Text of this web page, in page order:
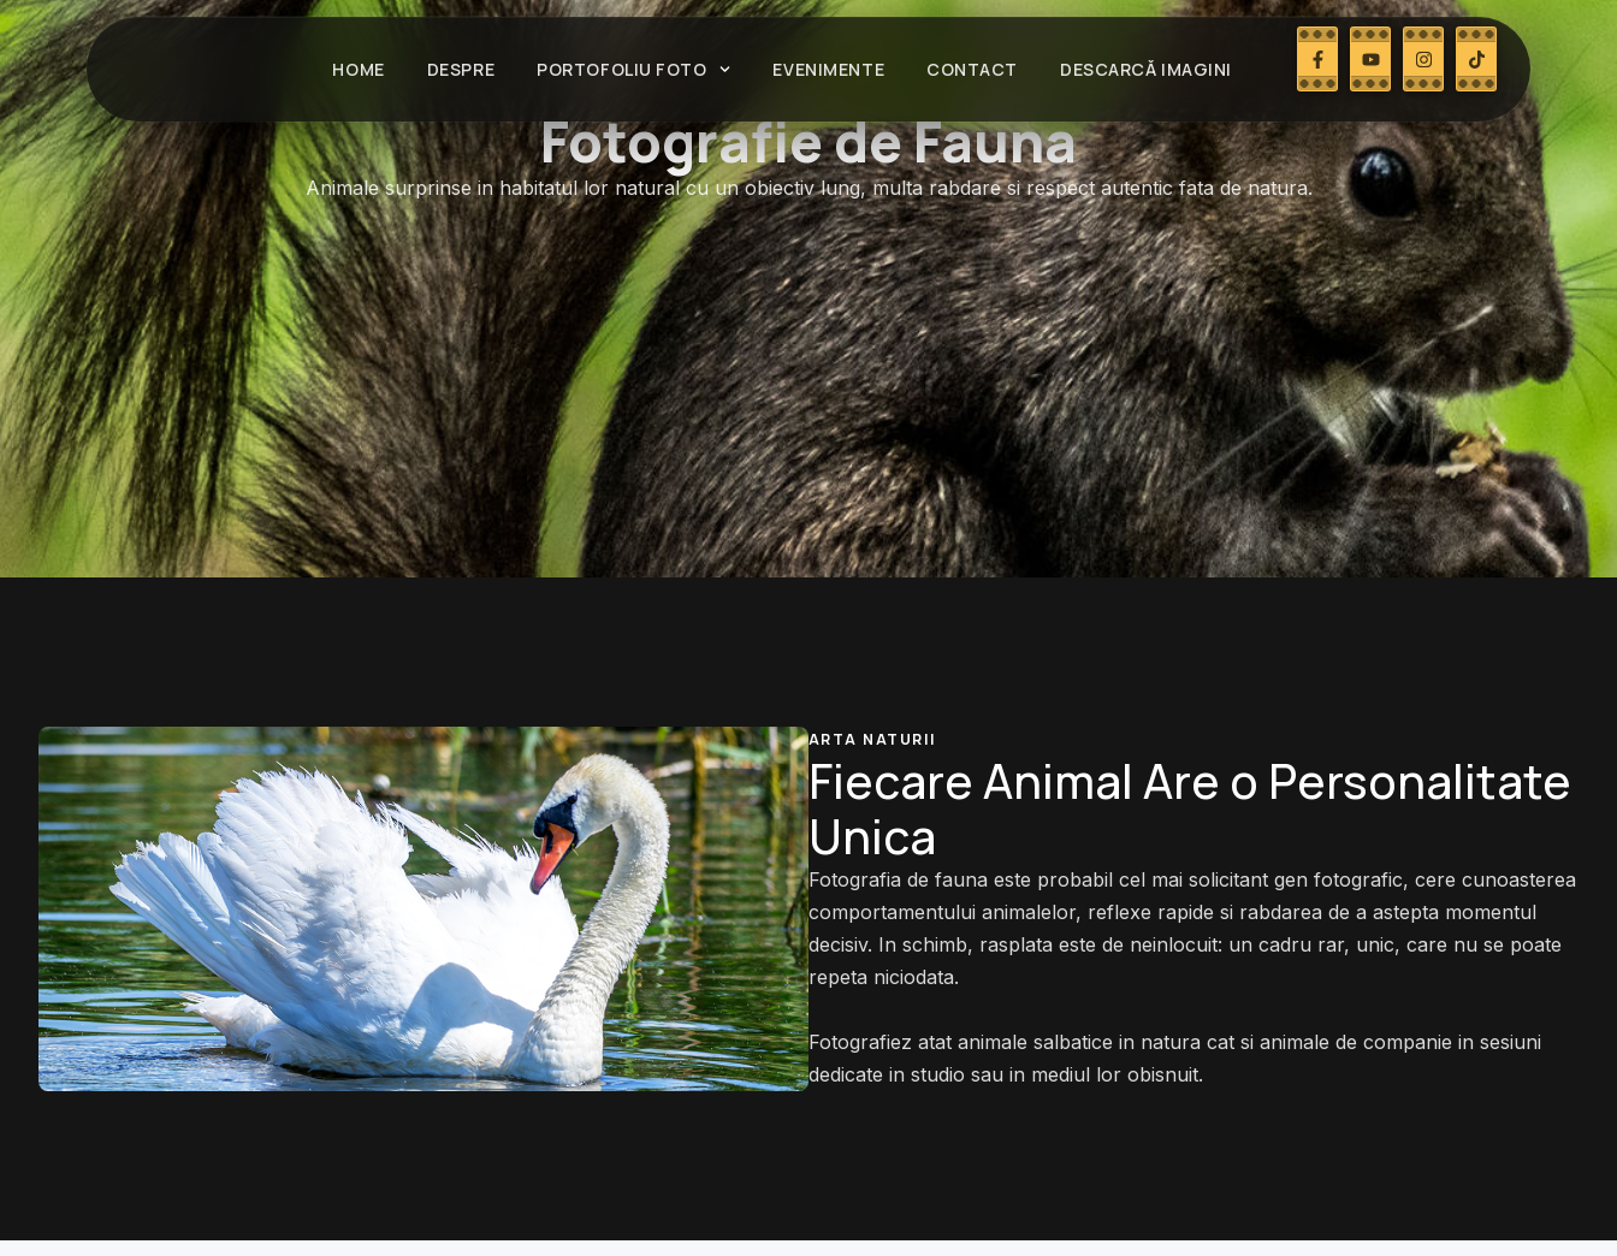
HOME DESPRE PORTOFOLIU FOTO EVENIMENTE CONTACT DESCARCĂ IMAGINI
Fotografie de Fauna
Animale surprinse in habitatul lor natural cu un obiectiv lung, multa rabdare si respect autentic fata de natura.
ARTA NATURII
Fiecare Animal Are o Personalitate
Unica
Fotografia de fauna este probabil cel mai solicitant gen fotografic, cere cunoasterea
comportamentului animalelor, reflexe rapide si rabdarea de a astepta momentul
decisiv. In schimb, rasplata este de neinlocuit: un cadru rar, unic, care nu se poate
repeta niciodata.
Fotografiez atat animale salbatice in natura cat si animale de companie in sesiuni
dedicate in studio sau in mediul lor obisnuit.